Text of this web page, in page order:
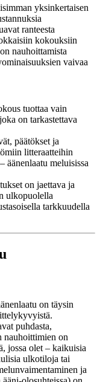
yksinkertaisen
ranteesta
kokouksiin
nauhoittamista
vaivaa
tuottaa vain
on tarkastettava
päätökset ja
litteraatteihin
äänenlaatu meluisissa
on jaettava ja
ulkopuolella
tarkkuudella
on täysin
puhdasta,
nauhoittimien on
jossa olet – kaikuisia
ulkotiloja tai
ja